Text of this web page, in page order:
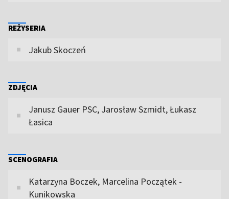
REŻYSERIA
Jakub Skoczeń
ZDJĘCIA
Janusz Gauer PSC, Jarosław Szmidt, Łukasz
Łasica
SCENOGRAFIA
Katarzyna Boczek, Marcelina Początek -
Kunikowska